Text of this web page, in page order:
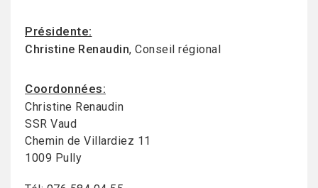
Présidente:
Christine Renaudin, Conseil régional
Coordonnées:
Christine Renaudin
SSR Vaud
Chemin de Villardiez 11
1009 Pully